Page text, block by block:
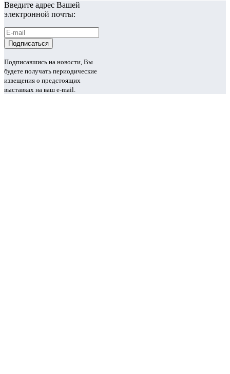
Введите адрес Вашей
электронной почты:
Подписавшись на новости, Вы
будете получать периодические
извещения о предстоящих
выставках на ваш e-mail.